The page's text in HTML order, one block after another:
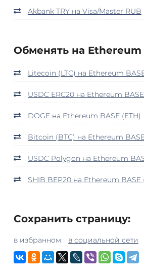
Akbank TRY на Visa/Master RUB
Обменять на Ethereum
Litecoin (LTC) на Ethereum
USDC ERC20 на Ethereum
DOGE на Ethereum BASE (ETH)
Bitcoin (BTC) на Ethereum
USDC Polygon на Ethereum
SHIB BEP20 на Ethereum BASE
Сохранить страницу:
в избранном в социальной сети